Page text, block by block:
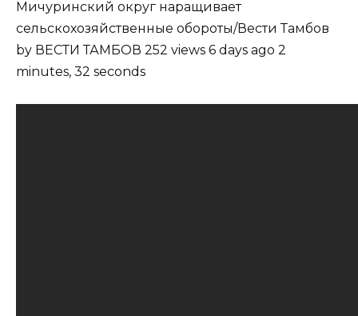
Мичуринский округ наращивает
сельскохозяйственные обороты/Вести Тамбов
by ВЕСТИ ТАМБОВ 252 views 6 days ago 2
minutes, 32 seconds